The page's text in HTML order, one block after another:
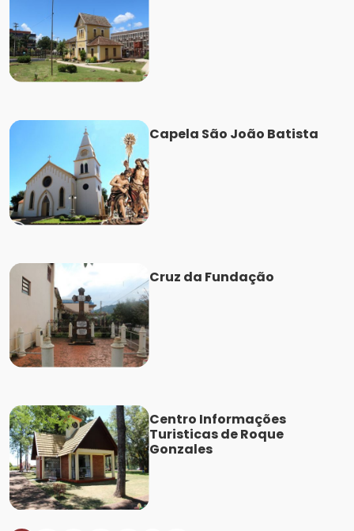
Capela São João Batista
Cruz da Fundação
Centro Informações
Turisticas de Roque
Gonzales